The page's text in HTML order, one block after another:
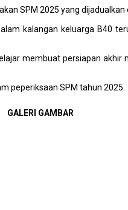
SPM 2025 yang dijadualkan
kalangan keluarga B40
membuat persiapan
peperiksaan SPM tahun 2025.
GALERI GAMBAR